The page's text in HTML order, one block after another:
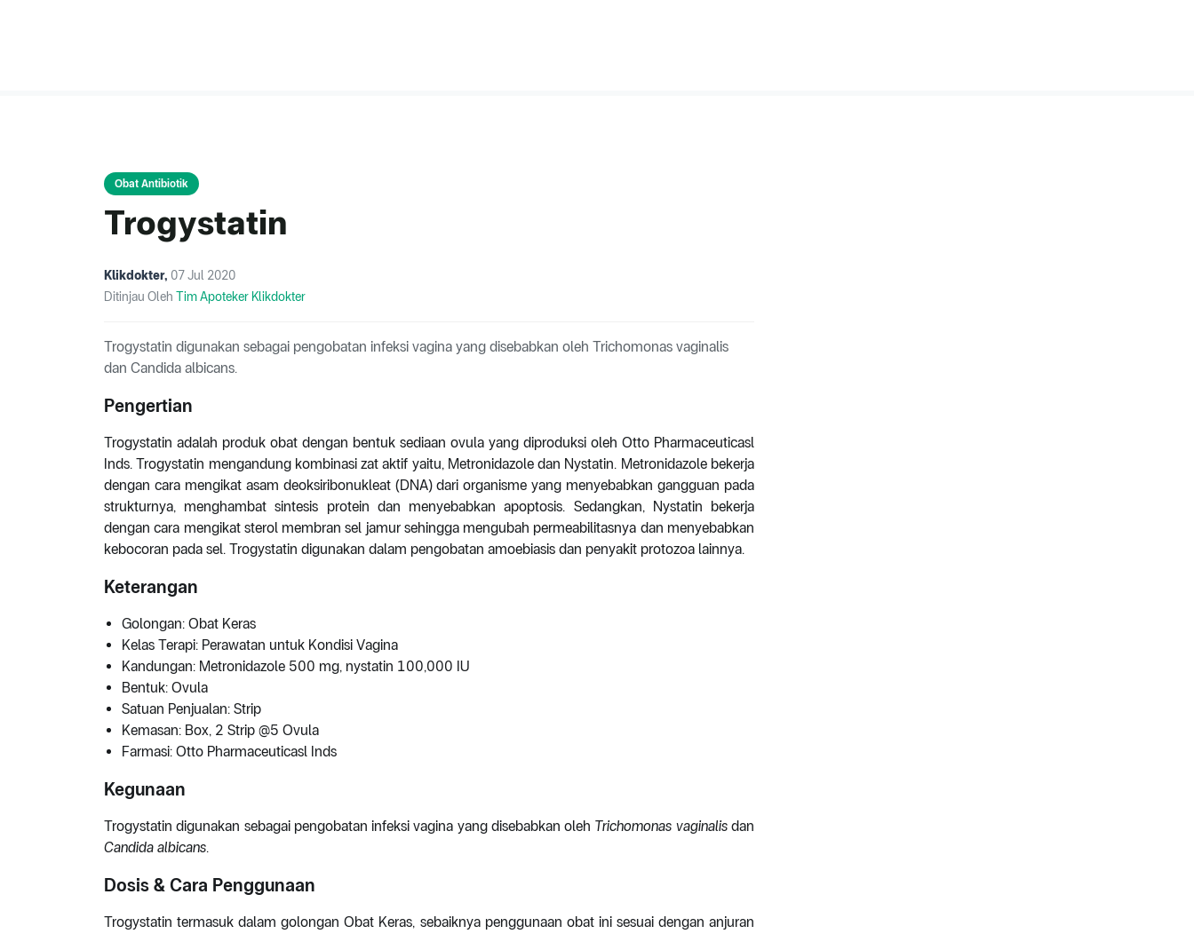
Obat Antibiotik
Trogystatin
Klikdokter, 07 Jul 2020
Ditinjau Oleh Tim Apoteker Klikdokter
Trogystatin digunakan sebagai pengobatan infeksi vagina yang disebabkan oleh Trichomonas vaginalis
dan Candida albicans.
Pengertian
Trogystatin adalah produk obat dengan bentuk sediaan ovula yang diproduksi oleh Otto Pharmaceuticasl
Inds. Trogystatin mengandung kombinasi zat aktif yaitu, Metronidazole dan Nystatin. Metronidazole bekerja
dengan cara mengikat asam deoksiribonukleat (DNA) dari organisme yang menyebabkan gangguan pada
strukturnya, menghambat sintesis protein dan menyebabkan apoptosis. Sedangkan, Nystatin bekerja
dengan cara mengikat sterol membran sel jamur sehingga mengubah permeabilitasnya dan menyebabkan
kebocoran pada sel. Trogystatin digunakan dalam pengobatan amoebiasis dan penyakit protozoa lainnya.
Keterangan
Golongan: Obat Keras
Kelas Terapi: Perawatan untuk Kondisi Vagina
Kandungan: Metronidazole 500 mg, nystatin 100,000 IU
Bentuk: Ovula
Satuan Penjualan: Strip
Kemasan: Box, 2 Strip @5 Ovula
Farmasi: Otto Pharmaceuticasl Inds
Kegunaan
Trogystatin digunakan sebagai pengobatan infeksi vagina yang disebabkan oleh Trichomonas vaginalisdan
Candida albicans.
Dosis & Cara Penggunaan
Trogystatin termasuk dalam golongan Obat Keras, sebaiknya penggunaan obat ini sesuai dengan anjuran